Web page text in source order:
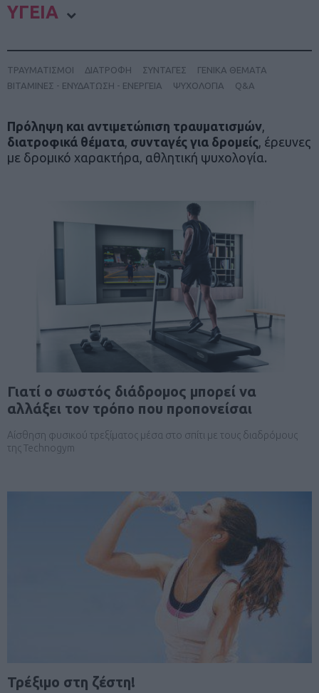
ΥΓΕΙΑ
ΤΡΑΥΜΑΤΙΣΜΟΙ ΔΙΑΤΡΟΦΗ ΣΥΝΤΑΓΕΣ
ΓΕΝΙΚΑ ΘΕΜΑΤΑ
ΒΙΤΑΜΙΝΕΣ - ΕΝΥΔΑΤΩΣΗ - ΕΝΕΡΓΕΙΑ
ΨΥΧΟΛΟΓΙΑ Q&A
Πρόληψη και αντιμετώπιση τραυματισμών
διατροφικά θέματα συνταγές για δρομείς , έρευνες
με δρομικό χαρακτήρα, αθλητική ψυχολογία.
Γιατί ο σωστός διάδρομος μπορεί να
αλλάξει τον τρόπο που προπονείσαι
Αίσθηση φυσικού τρεξίματος μέσα στο σπίτι με τους διαδρόμους
της Technogym
Τρέξιμο στη ζέστη!